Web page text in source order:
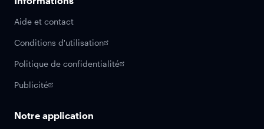
Aide et contact
Conditions d'utilisation
Politique de confidentialité
Publicité
Notre application